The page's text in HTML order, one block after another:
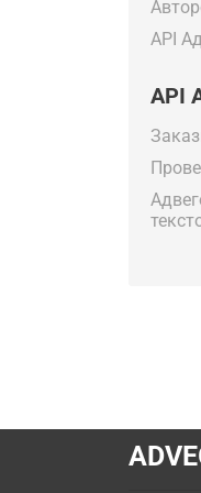
API
API